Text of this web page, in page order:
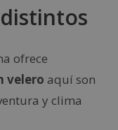
ofrece
velero aquí son
y clima